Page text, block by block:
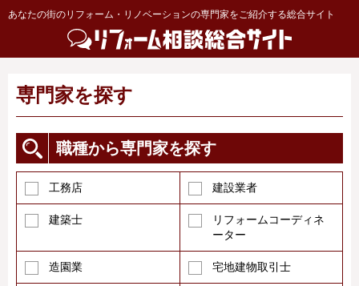
あなたの街のリフォーム・リノベーションの専門家をご紹介する総合サイト
専門家を探す
職種から専門家を探す
工務店 建設業者
建築士
リフォームコーディネ
ーター
造園業 宅地建物取引士